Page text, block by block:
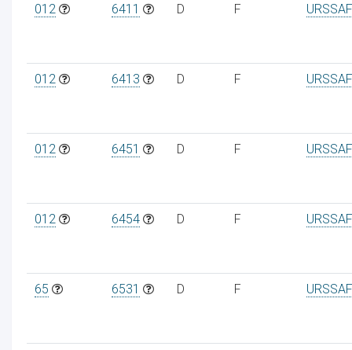
012 6411 D F
012 6413 D F
012 6451 D F
012 6454 D F
65 6531 D F